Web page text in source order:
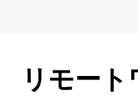
リモート